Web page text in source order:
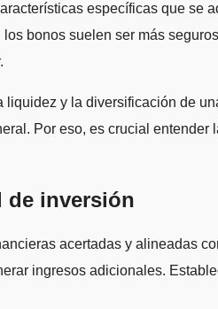
específicas que se
bonos suelen ser más
y la diversificación de
Por eso, es crucial
de inversión
acertadas y alineadas
ingresos adicionales.